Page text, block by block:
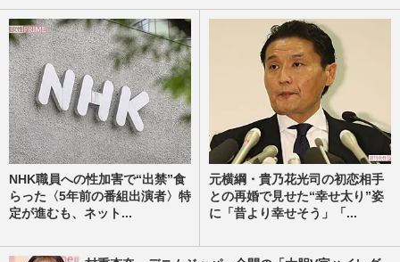
NHK職員への性加害で“出禁”食
らった〈5年前の番組出演者〉特
定が進むも、ネット...
元横綱・貴乃花光司の初恋相手
との再婚で見せた“幸せ太り”姿
に「昔より幸せそう」「...